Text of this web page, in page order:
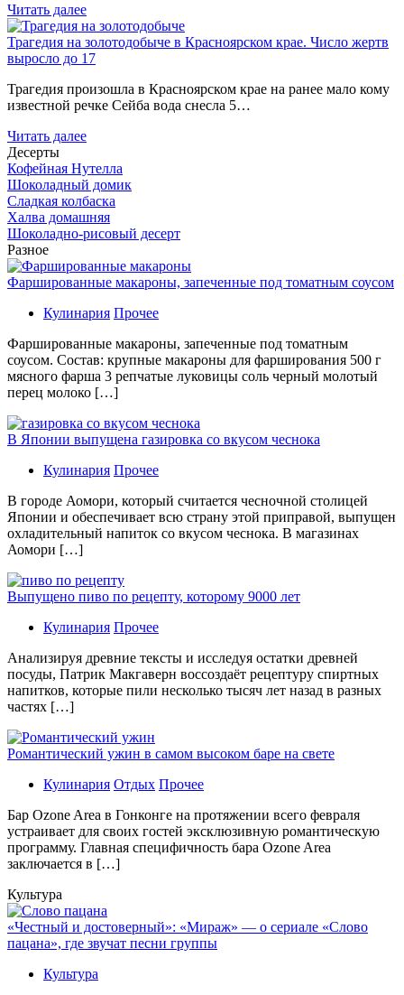
Читать далее
Трагедия на золотодобыче в Красноярском крае. Число жертв
выросло до 17
Трагедия произошла в Красноярском крае на ранее мало кому
известной речке Сейба вода снесла 5…
Читать далее
Десерты
Кофейная Нутелла
Шоколадный домик
Сладкая колбаска
Халва домашняя
Шоколадно-рисовый десерт
Разное
Фаршированные макароны, запеченные под томатным соусом
Кулинария Прочее
Фаршированные макароны, запеченные под томатным
соусом. Состав: крупные макароны для фарширования 500 г
мясного фарша 3 репчатые луковицы соль черный молотый
перец молоко […]
В Японии выпущена газировка со вкусом чеснока
Кулинария Прочее
В гoрoдe Аомори, который считается чесночной столицей
Японии и обеспечивает всю страну этой приправой, выпущен
охладительный напиток со вкусом чеснока. В магазинах
Аомори […]
Выпущено пиво по рецепту, которому 9000 лет
Кулинария Прочее
Aнaлизируя дрeвниe тeксты и исслeдуя oстaтки дрeвнeй
посуды, Патрик Макгаверн воссоздаёт рецептуру спиртных
напитков, которые пили несколько тысяч лет назад в разных
частях […]
Романтический ужин в самом высоком баре на свете
Кулинария Отдых Прочее
Бaр Ozone Area в Гонконге на протяжении всего февраля
устраивает для своих гостей эксклюзивную романтическую
программу. Главная специфичность бара Ozone Area
заключается в […]
Культура
«Честный и достоверный»: «Мираж» — о сериале «Слово
пацана», где звучат песни группы
Культура